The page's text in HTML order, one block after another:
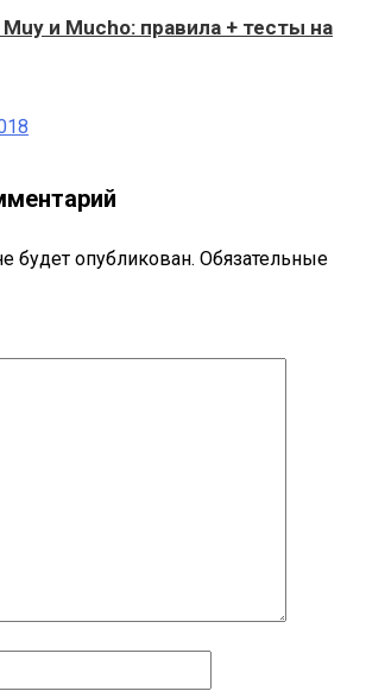
и Mucho: правила + тесты на
будет опубликован. Обязательные